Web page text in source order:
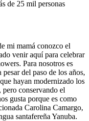
de 25 mil personas
mi mamá conozco el
venir aquí para celebrar
Para nosotros es
del paso de los años,
hayan modernizado los
pero conservando el
gusta porque es como
Carolina Camargo,
santafereña Yanuba.